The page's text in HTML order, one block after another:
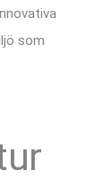
som